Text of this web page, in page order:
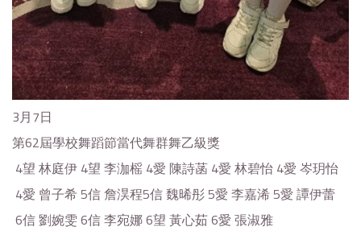
3月7日
第62屆學校舞蹈節當代舞群舞乙級獎
4望 林庭伊 4望 李泇榣 4愛 陳詩菡 4愛 林碧怡 4愛 岑玥怡
4愛 曾子希 5信 詹淏程5信 魏晞彤 5愛 李嘉浠 5愛 譚伊蕾
6信 劉婉雯 6信 李宛娜 6望 黃心茹 6愛 張淑雅